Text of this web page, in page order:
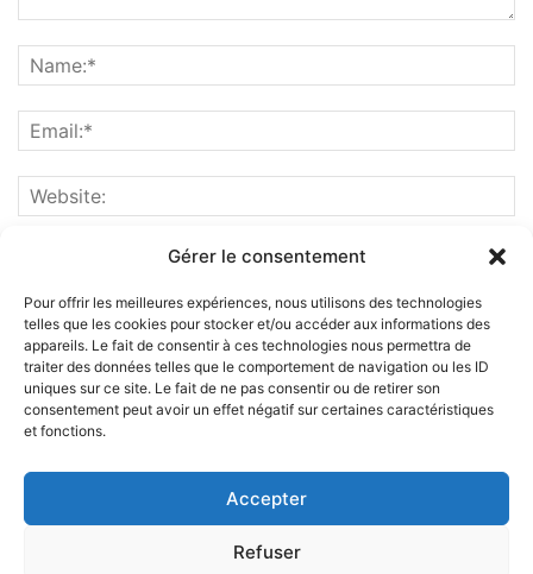
Gérer le consentement
Pour offrir les meilleures expériences, nous utilisons des technologies
telles que les cookies pour stocker et/ou accéder aux informations des
appareils. Le fait de consentir à ces technologies nous permettra de
traiter des données telles que le comportement de navigation ou les ID
uniques sur ce site. Le fait de ne pas consentir ou de retirer son
consentement peut avoir un effet négatif sur certaines caractéristiques
et fonctions.
Accepter
Refuser
ABOUT US
FOLLOW US